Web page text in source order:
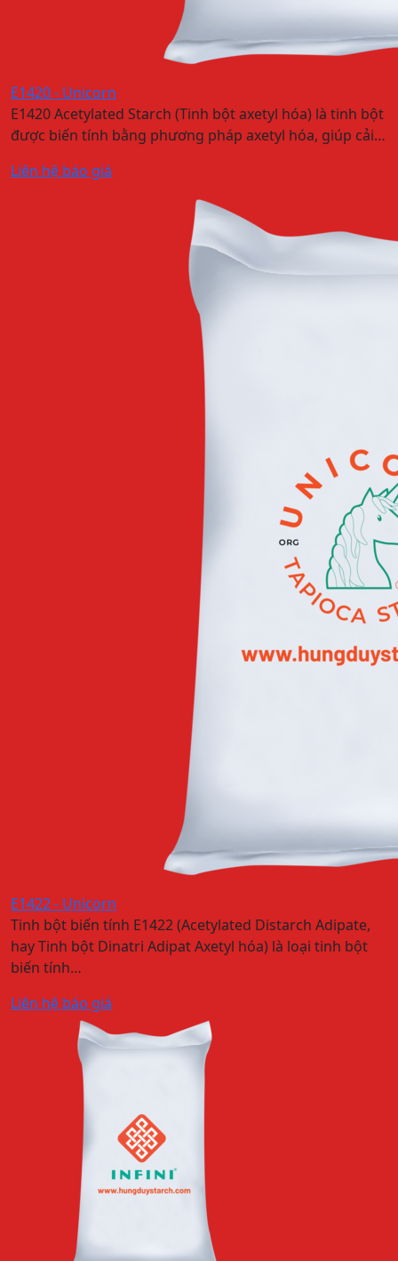
E1420 - Unicorn
E1420 Acetylated Starch (Tinh bột axetyl hóa) là tinh bột
được biến tính bằng phương pháp axetyl hóa, giúp cải…
Liên hệ báo giá
E1422 - Unicorn
Tinh bột biến tính E1422 (Acetylated Distarch Adipate,
hay Tinh bột Dinatri Adipat Axetyl hóa) là loại tinh bột
biến tính…
Liên hệ báo giá